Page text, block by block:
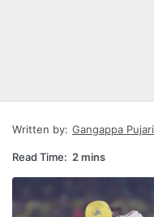
Written by: Gangappa Pujari
Read Time: 2 mins